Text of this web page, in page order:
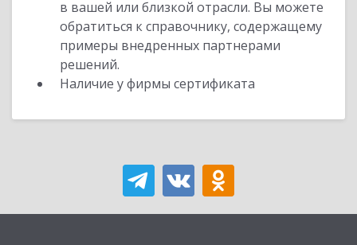
в вашей или близкой отрасли. Вы можете
обратиться к справочнику, содержащему
примеры внедренных партнерами
решений.
Наличие у фирмы сертификата